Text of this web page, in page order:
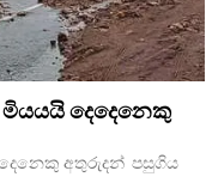
මියයයි දෙදෙනෙකු
අතුරුදන් පසුගිය